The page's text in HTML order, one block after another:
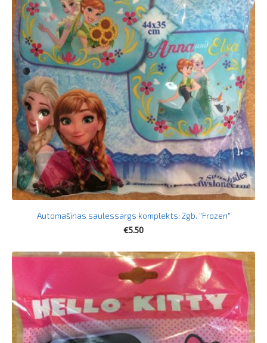
Automašīnas saulessargs komplekts: 2gb. "Frozen"
€5.50